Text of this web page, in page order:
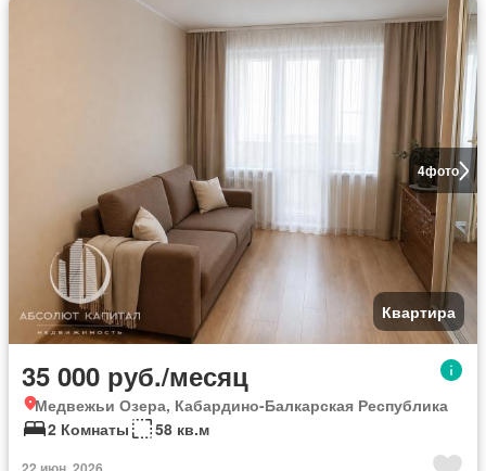
4фото
Квартира
35 000 руб./месяц
Медвежьи Озера, Кабардино-Балкарская Республика
2 Комнаты
58 кв.м